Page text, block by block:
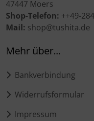
47447 Moers
Shop-Telefon: ++49-
Mail: shop@tushita.de
Mehr über...
Bankverbindung
Widerrufsformular
Impressum